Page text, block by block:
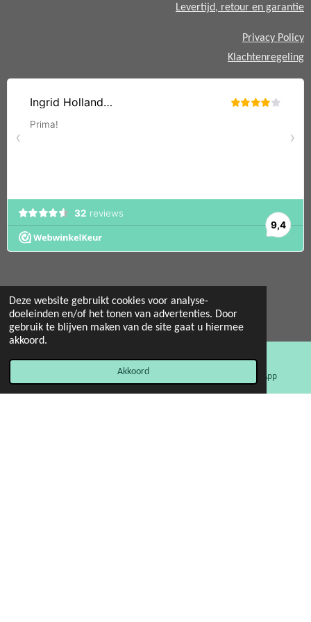
Deze website gebruikt cookies voor analyse-
doeleinden en/of het tonen van advertenties. Door
gebruik te blijven maken van de site gaat u hiermee
akkoord.
Akkoord
Levertijd, retour en garantie
Privacy Policy
Klachtenregeling
© 2022 - 2026 Mint 11 giftstore
Powered by JouwWeb
Facebook WhatsApp